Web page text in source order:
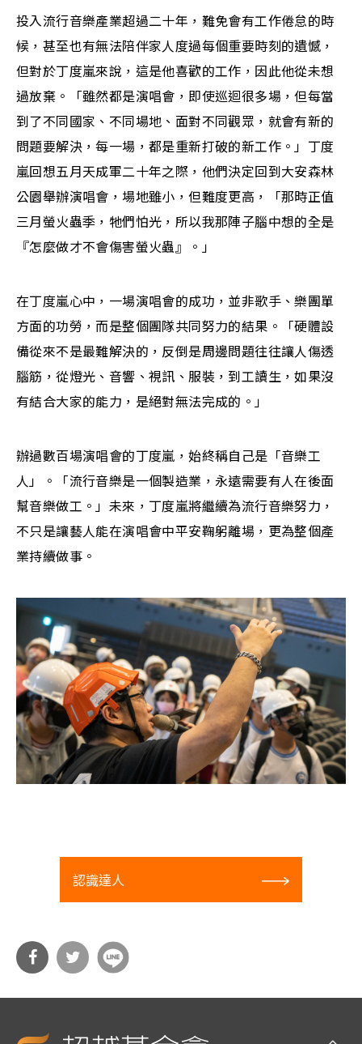
投入流行音樂產業超過二十年，難免會有工作倦怠的時
候，甚至也有無法陪伴家人度過每個重要時刻的遺憾，
但對於丁度嵐來說，這是他喜歡的工作，因此他從未想
過放棄。「雖然都是演唱會，即使巡迴很多場，但每當
到了不同國家、不同場地、面對不同觀眾，就會有新的
問題要解決，每一場，都是重新打破的新工作。」丁度
嵐回想五月天成軍二十年之際，他們決定回到大安森林
公園舉辦演唱會，場地雖小，但難度更高，「那時正值
三月螢火蟲季，牠們怕光，所以我那陣子腦中想的全是
『怎麼做才不會傷害螢火蟲』。」
在丁度嵐心中，一場演唱會的成功，並非歌手、樂團單
方面的功勞，而是整個團隊共同努力的結果。「硬體設
備從來不是最難解決的，反倒是周邊問題往往讓人傷透
腦筋，從燈光、音響、視訊、服裝，到工讀生，如果沒
有結合大家的能力，是絕對無法完成的。」
辦過數百場演唱會的丁度嵐，始終稱自己是「音樂工
人」。「流行音樂是一個製造業，永遠需要有人在後面
幫音樂做工。」未來，丁度嵐將繼續為流行音樂努力，
不只是讓藝人能在演唱會中平安鞠躬離場，更為整個產
業持續做事。
認識達人